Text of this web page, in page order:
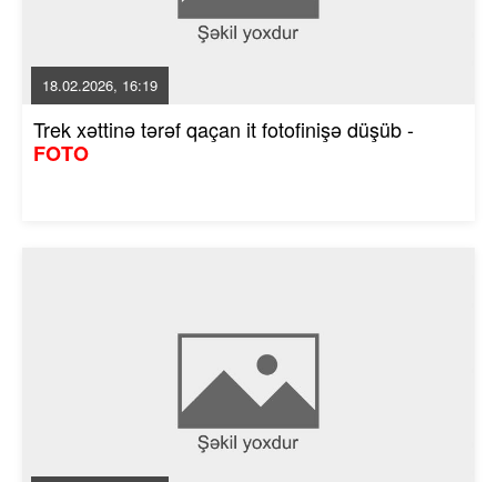
18.02.2026, 16:19
Trek xəttinə tərəf qaçan it fotofinişə düşüb -
FOTO